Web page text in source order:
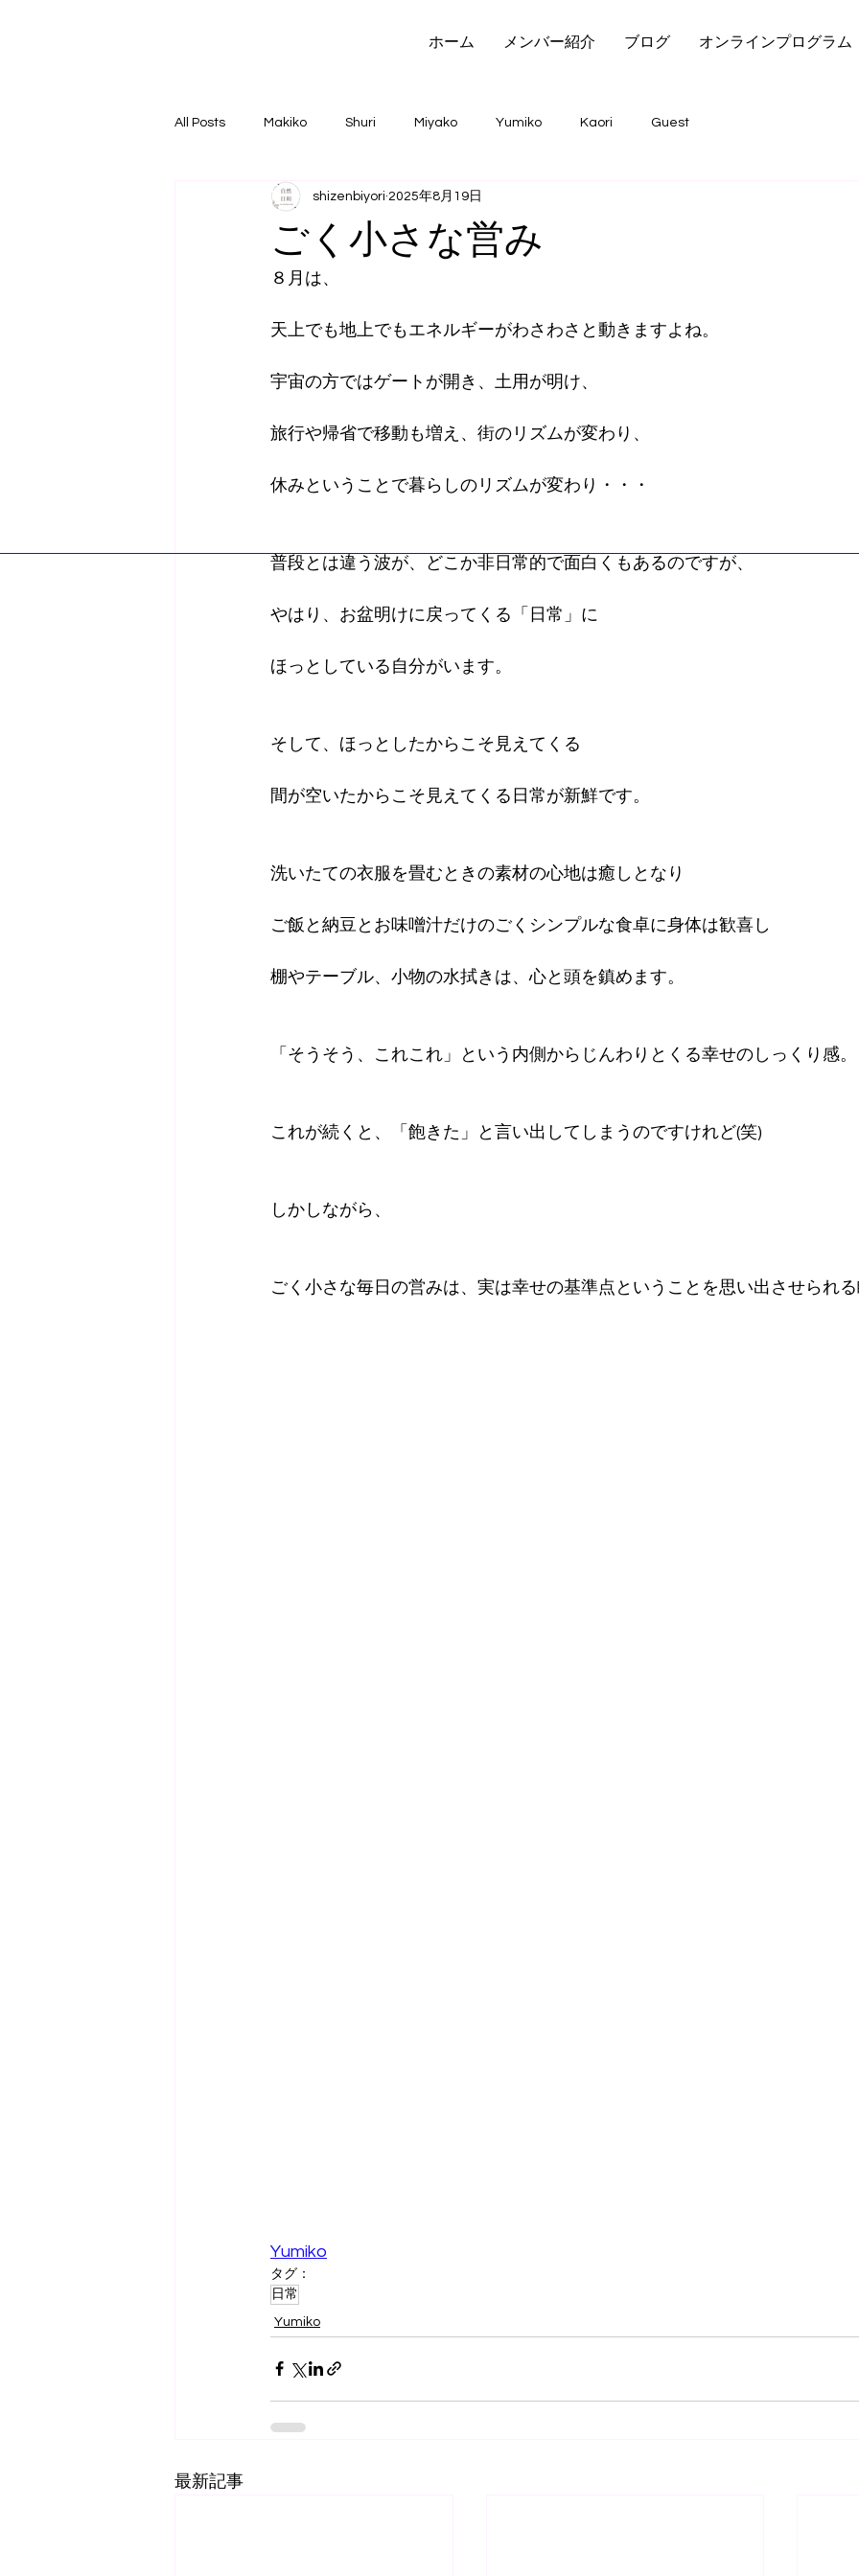
ホーム メンバー紹介 ブログ オンラインプログラム
All Posts Makiko Shuri Miyako Yumiko Kaori Guest
ごく小さな営み
shizenbiyori 2025年8月19日
８月は、
天上でも地上でもエネルギーがわさわさと動きますよね。
宇宙の方ではゲートが開き、土用が明け、
旅行や帰省で移動も増え、街のリズムが変わり、
休みということで暮らしのリズムが変わり・・・
普段とは違う波が、どこか非日常的で面白くもあるのですが、
やはり、お盆明けに戻ってくる「日常」に
ほっとしている自分がいます。
そして、ほっとしたからこそ見えてくる
間が空いたからこそ見えてくる日常が新鮮です。
洗いたての衣服を畳むときの素材の心地は癒しとなり
ご飯と納豆とお味噌汁だけのごくシンプルな食卓に身体は歓喜し
棚やテーブル、小物の水拭きは、心と頭を鎮めます。
「そうそう、これこれ」という内側からじんわりとくる幸せのしっくり感。
これが続くと、「飽きた」と言い出してしまうのですけれど(笑)
しかしながら、
ごく小さな毎日の営みは、実は幸せの基準点ということを思い出させられる
Yumiko
タグ：
日常
Yumiko
最新記事